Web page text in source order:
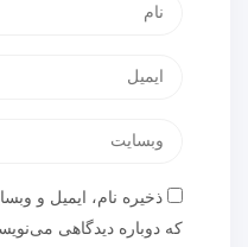
ذخیره نام، ایمیل و
که دوباره دیدگاهی